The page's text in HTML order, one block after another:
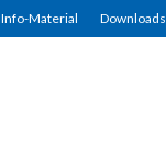
Info-Material Downloads